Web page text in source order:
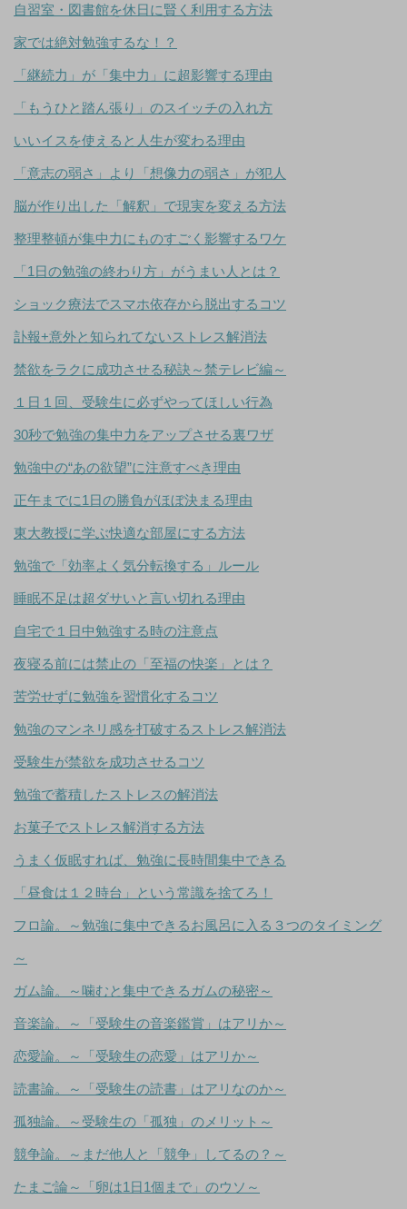
自習室・図書館を休日に賢く利用する方法
家では絶対勉強するな！？
「継続力」が「集中力」に超影響する理由
「もうひと踏ん張り」のスイッチの入れ方
いいイスを使えると人生が変わる理由
「意志の弱さ」より「想像力の弱さ」が犯人
脳が作り出した「解釈」で現実を変える方法
整理整頓が集中力にものすごく影響するワケ
「1日の勉強の終わり方」がうまい人とは？
ショック療法でスマホ依存から脱出するコツ
訃報+意外と知られてないストレス解消法
禁欲をラクに成功させる秘訣～禁テレビ編～
１日１回、受験生に必ずやってほしい行為
30秒で勉強の集中力をアップさせる裏ワザ
勉強中の“あの欲望”に注意すべき理由
正午までに1日の勝負がほぼ決まる理由
東大教授に学ぶ快適な部屋にする方法
勉強で「効率よく気分転換する」ルール
睡眠不足は超ダサいと言い切れる理由
自宅で１日中勉強する時の注意点
夜寝る前には禁止の「至福の快楽」とは？
苦労せずに勉強を習慣化するコツ
勉強のマンネリ感を打破するストレス解消法
受験生が禁欲を成功させるコツ
勉強で蓄積したストレスの解消法
お菓子でストレス解消する方法
うまく仮眠すれば、勉強に長時間集中できる
「昼食は１２時台」という常識を捨てろ！
フロ論。～勉強に集中できるお風呂に入る３つのタイミング
～
ガム論。～噛むと集中できるガムの秘密～
音楽論。～「受験生の音楽鑑賞」はアリか～
恋愛論。～「受験生の恋愛」はアリか～
読書論。～「受験生の読書」はアリなのか～
孤独論。～受験生の「孤独」のメリット～
競争論。～まだ他人と「競争」してるの？～
たまご論～「卵は1日1個まで」のウソ～